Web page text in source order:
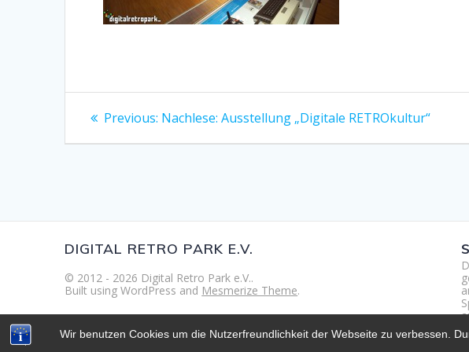
Wir benutzen Cookies um die Nutzerfreundlichkeit der Webseite zu verbessen.
Beitragsnavigation
Previous: Previous
Nachlese: Ausstellung „Digitale RETROkultur“
DIGITAL RETRO PARK E.V.
© 2012 - 2026 Digital Retro Park e.V..
Built using WordPress and Mesmerize Theme.